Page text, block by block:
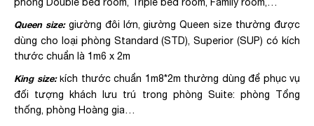
Queen size: giường đôi lớn, giường Queen size thường được
dùng cho loại phòng Standard (STD), Superior (SUP) có kích
thước chuẩn là 1m6 x 2m
King size: kích thước chuẩn 1m8*2m thường dùng để phục vụ
đối tượng khách lưu trú trong phòng Suite: phòng Tổng
thống, phòng Hoàng gia…